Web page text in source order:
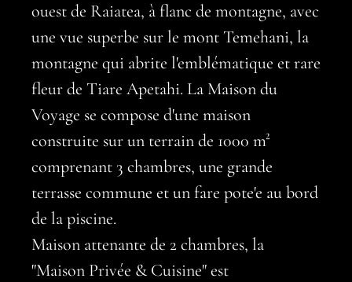
ouest de Raiatea, à flanc de montagne, avec
une vue superbe sur le mont Temehani, la
montagne qui abrite l'emblématique et rare
fleur de Tiare Apetahi. La Maison du
Voyage se compose d'une maison
construite sur un terrain de 1000 m²
comprenant 3 chambres, une grande
terrasse commune et un fare pote'e au bord
de la piscine.
Maison attenante de 2 chambres, la
"Maison Privée & Cuisine" est